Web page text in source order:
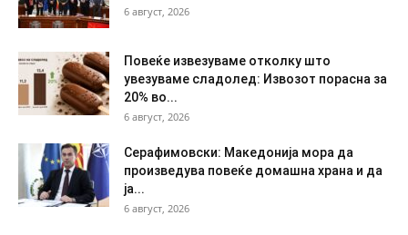
6 август, 2026
Повеќе извезуваме отколку што
увезуваме сладолед: Извозот порасна за
20% во...
6 август, 2026
Серафимовски: Македонија мора да
произведува повеќе домашна храна и да
ја...
6 август, 2026